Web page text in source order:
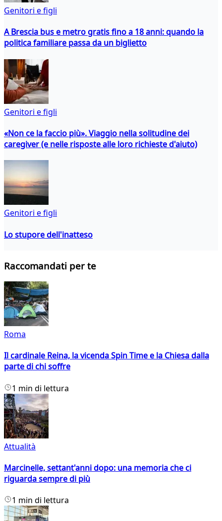
Genitori e figli
A Brescia bus e metro gratis fino a 18 anni: quando la
politica familiare passa da un biglietto
Genitori e figli
«Non ce la faccio più». Viaggio nella solitudine dei
caregiver (e nelle risposte alle loro richieste d'aiuto)
Genitori e figli
Lo stupore dell'inatteso
Raccomandati per te
Roma
Il cardinale Reina, la vicenda Spin Time e la Chiesa dalla
parte di chi soffre
1 min di lettura
Attualità
Marcinelle, settant'anni dopo: una memoria che ci
riguarda sempre di più
1 min di lettura